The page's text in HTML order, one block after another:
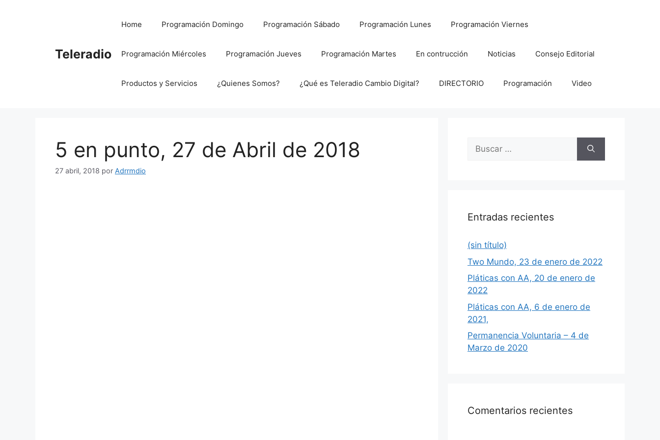
Teleradio
Home Programación Domingo Programación Sábado Programación Lunes Programación Viernes
Programación Miércoles Programación Jueves Programación Martes En contrucción Noticias Consejo Editorial
Productos y Servicios ¿Quienes Somos? ¿Qué es Teleradio Cambio Digital? DIRECTORIO Programación Video
5 en punto, 27 de Abril de 2018
27 abril, 2018 por Adrrmdio
Buscar:
Entradas recientes
(sin título)
Two Mundo, 23 de enero de 2022
Pláticas con AA, 20 de enero de
2022
Pláticas con AA, 6 de enero de
2021,
Permanencia Voluntaria – 4 de
Marzo de 2020
Comentarios recientes